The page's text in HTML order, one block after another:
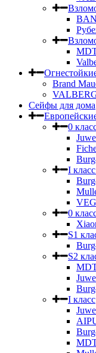
Brand
Сейфы для дома
0
I
0
S1
S2
I класс